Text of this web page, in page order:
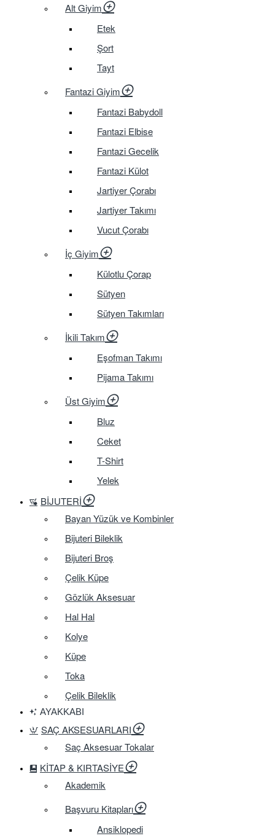
Alt Giyim
Etek
Şort
Tayt
Fantazi Giyim
Fantazi Babydoll
Fantazi Elbise
Fantazi Gecelik
Fantazi Külot
Jartiyer Çorabı
Jartiyer Takımı
Vucut Çorabı
İç Giyim
Külotlu Çorap
Sütyen
Sütyen Takımları
İkili Takım
Eşofman Takımı
Pijama Takımı
Üst Giyim
Bluz
Ceket
T-Shirt
Yelek
BIJUTERI
Bayan Yüzük ve Kombinler
Bijuteri Bileklik
Bijuteri Broş
Çelik Küpe
Gözlük Aksesuar
Hal Hal
Kolye
Küpe
Toka
Çelik Bileklik
AYAKKABI
SAÇ AKSESUARLARI
Saç Aksesuar Tokalar
KITAP & KIRTASIYE
Akademik
Başvuru Kitapları
Ansiklopedi